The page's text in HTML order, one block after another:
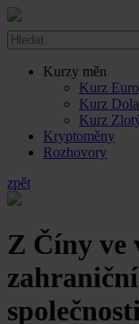
Kurzy měn
Kurz Euro
Kurz
Kurz
Kryptoměny
Rozhovory
zpět
Z Číny ve